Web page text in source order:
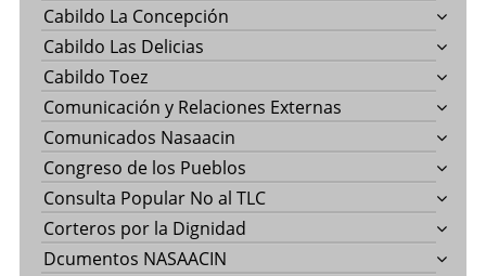
Cabildo La Concepción
Cabildo Las Delicias
Cabildo Toez
Comunicación y Relaciones Externas
Comunicados Nasaacin
Congreso de los Pueblos
Consulta Popular No al TLC
Corteros por la Dignidad
Dcumentos NASAACIN